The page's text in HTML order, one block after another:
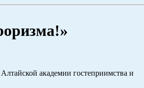
академии гостеприимства и